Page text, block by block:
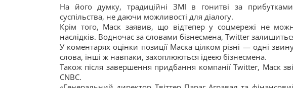
На його думку, традиційні ЗМІ в гонитві за
суспільства, не даючи можливості для діалогу.
Крім того, Маск заявив, що відтепер у соцмережі не
наслідків. Водночас за словами бізнесмена, Twitter
У коментарях оцінки позиції Маска цілком різні — одні
слова, інші ж навпаки, захоплюються ідеєю бізнесмена.
Також після завершення придбання компанії Twitter, Маск
CNBC.